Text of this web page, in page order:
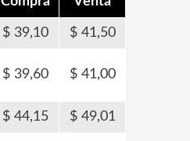
39,10 41,50
39,60 41,00
44,15 49,01